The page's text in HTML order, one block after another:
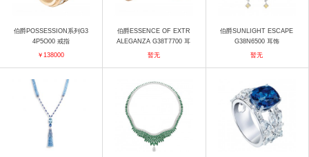
伯爵POSSESSION系列G3
4P5O00 戒指
￥138000
伯爵ESSENCE OF EXTR
ALEGANZA G38T7700 耳
饰
暂无
伯爵SUNLIGHT ESCAPE
G38N6500 耳饰
暂无